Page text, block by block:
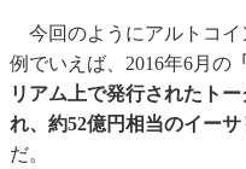
今回のようにアルトコイ
例でいえば、2016年6月の
リアム上で発行されたト
れ、約52億円相当のイー
だ。